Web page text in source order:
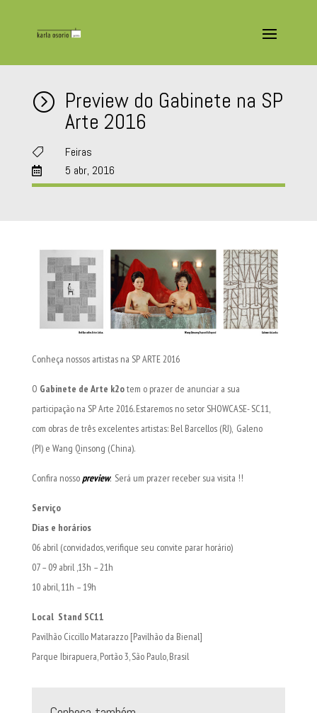
= Preview do Gabinete na SP
Arte 2016
 Feiras
 5 abr, 2016
Conheça nossos artistas na SP ARTE 2016
O Gabinete de Arte k2otem o prazer de anunciar a sua
participação na SP Arte 2016. Estaremos no setor SHOWCASE- SC11,
com obras de três excelentes artistas: Bel Barcellos (RJ), Galeno
(PI) e Wang Qinsong (China).
Confira nossopreview. Será um prazer receber sua visita !!
Serviço
Dias e horários
06 abril (convidados, verifique seu convite parar horário)
07 – 09 abril ,13h – 21h
10 abril, 11h – 19h
Local Stand SC11
Pavilhão Ciccillo Matarazzo [Pavilhão da Bienal]
Parque Ibirapuera, Portão 3, São Paulo, Brasil